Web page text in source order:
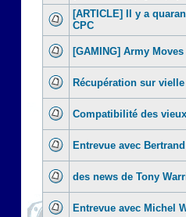
[ARTICLE] Il y a
CPC
[GAMING] Army
Récupération sur
Compatibilité des
Entrevue avec
des news de Tony
Entrevue avec Michel